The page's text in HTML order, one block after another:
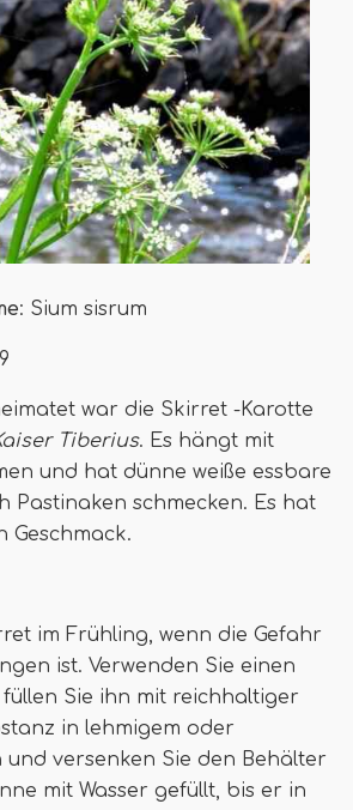
: Sium sisrum
war die Skirret -Karotte
Tiberius. Es hängt mit
und hat dünne weiße essbare
Pastinaken schmecken. Es hat
Geschmack.
im Frühling, wenn die Gefahr
ist. Verwenden Sie einen
Sie ihn mit reichhaltiger
in lehmigem oder
und versenken Sie den Behälter
mit Wasser gefüllt, bis er in